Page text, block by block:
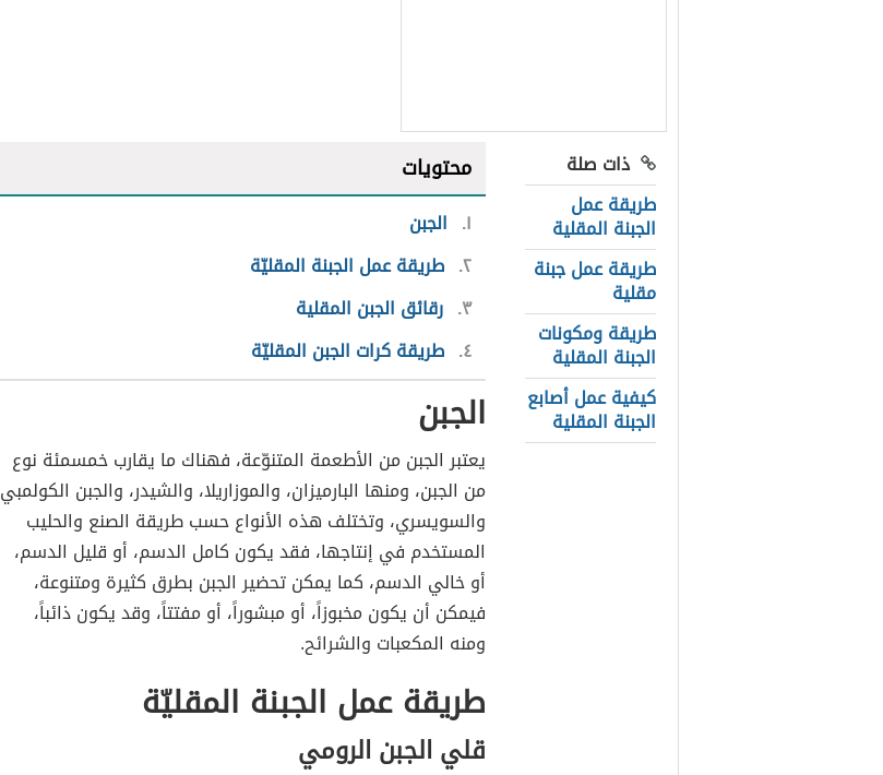
ذات صلة
طريقة عمل
الجبنة المقلية
طريقة عمل جبنة
مقلية
طريقة ومكونات
الجبنة المقلية
كيفية عمل أصابع
الجبنة المقلية
محتويات
١ الجبن
٢ طريقة عمل الجبنة المقليّة
٣ رقائق الجبن المقلية
٤ طريقة كرات الجبن المقليّة
الجبن
يعتبر الجبن من الأطعمة المتنوّعة، فهناك ما يقارب خمسمئة نوع
من الجبن، ومنها البارميزان، والموزاريلا، والشيدر، والجبن الكولمبي
والسويسري، وتختلف هذه الأنواع حسب طريقة الصنع والحليب
المستخدم في إنتاجها، فقد يكون كامل الدسم، أو قليل الدسم،
أو خالي الدسم، كما يمكن تحضير الجبن بطرق كثيرة ومتنوعة،
فيمكن أن يكون مخبوزاً، أو مبشوراً، أو مفتتاً، وقد يكون ذائباً،
ومنه المكعبات والشرائح.
طريقة عمل الجبنة المقليّة
قلي الجبن الرومي